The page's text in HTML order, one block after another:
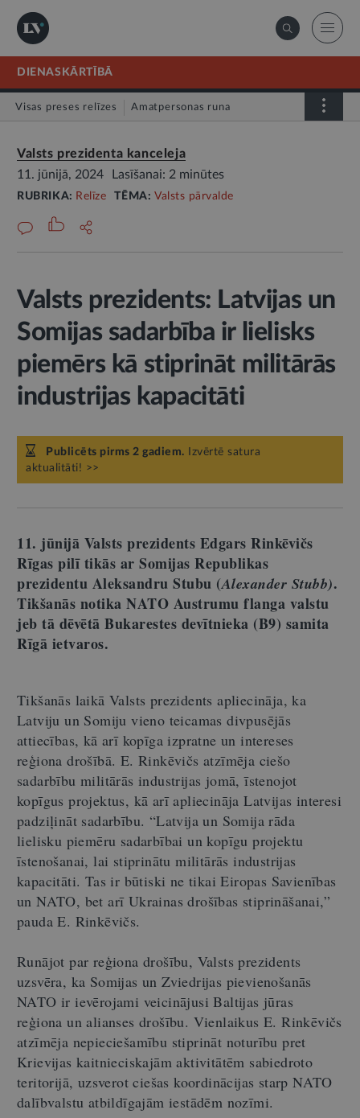
DIENASKĀRTĪBĀ
Visas preses relīzes Amatpersonas runa
Valsts prezidenta kanceleja
11. jūnijā, 2024
Lasīšanai: 2 minūtes
RUBRIKA: Relīze TĒMA:Valsts pārvalde
Valsts prezidents: Latvijas un
Somijas sadarbība ir lielisks
piemērs kā stiprināt militārās
industrijas kapacitāti
Publicēts pirms 2 gadiem. Izvērtē satura
aktualitāti! >>
11. jūnijā Valsts prezidents Edgars Rinkēvičs
Rīgas pilī tikās ar Somijas Republikas
prezidentu Aleksandru Stubu (Alexander Stubb).
Tikšanās notika NATO Austrumu flanga valstu
jeb tā dēvētā Bukarestes devītnieka (B9) samita
Rīgā ietvaros.
Tikšanās laikā Valsts prezidents apliecināja, ka
Latviju un Somiju vieno teicamas divpusējās
attiecības, kā arī kopīga izpratne un intereses
reģiona drošībā. E. Rinkēvičs atzīmēja ciešo
sadarbību militārās industrijas jomā, īstenojot
kopīgus projektus, kā arī apliecināja Latvijas interesi
padziļināt sadarbību. “Latvija un Somija rāda
lielisku piemēru sadarbībai un kopīgu projektu
īstenošanai, lai stiprinātu militārās industrijas
kapacitāti. Tas ir būtiski ne tikai Eiropas Savienības
un NATO, bet arī Ukrainas drošības stiprināšanai,”
pauda E. Rinkēvičs.
Runājot par reģiona drošību, Valsts prezidents
uzsvēra, ka Somijas un Zviedrijas pievienošanās
NATO ir ievērojami veicinājusi Baltijas jūras
reģiona un alianses drošību. Vienlaikus E. Rinkēvičs
atzīmēja nepieciešamību stiprināt noturību pret
Krievijas kaitnieciskajām aktivitātēm sabiedroto
teritorijā, uzsverot ciešas koordinācijas starp NATO
dalībvalstu atbildīgajām iestādēm nozīmi.